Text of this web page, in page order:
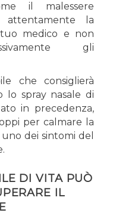
il malessere
attentamente la
medico e non
gli
che consiglierà
lo spray nasale di
in precedenza,
per calmare la
uno dei sintomi del
DI VITA PUÒ
IL